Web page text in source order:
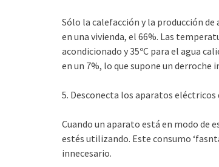
Sólo la calefacción y la producción
en una vivienda, el 66%. Las
acondicionado y 35ºC para el agua
en un 7%, lo que supone un derroche
5. Desconecta los aparatos eléctricos
Cuando un aparato está en modo de
estés utilizando. Este consumo
innecesario.